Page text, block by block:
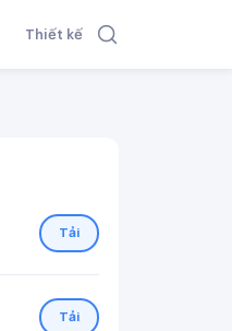
Thiết kế
Tải
Tải